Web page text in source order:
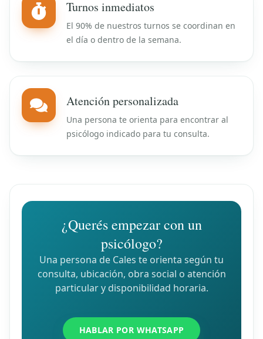
Turnos inmediatos
El 90% de nuestros turnos se coordinan en
el día o dentro de la semana.
Atención personalizada
Una persona te orienta para encontrar al
psicólogo indicado para tu consulta.
¿Querés empezar con un
psicólogo?
Una persona de Cales te orienta según tu
consulta, ubicación, obra social o atención
particular y disponibilidad horaria.
HABLAR POR WHATSAPP